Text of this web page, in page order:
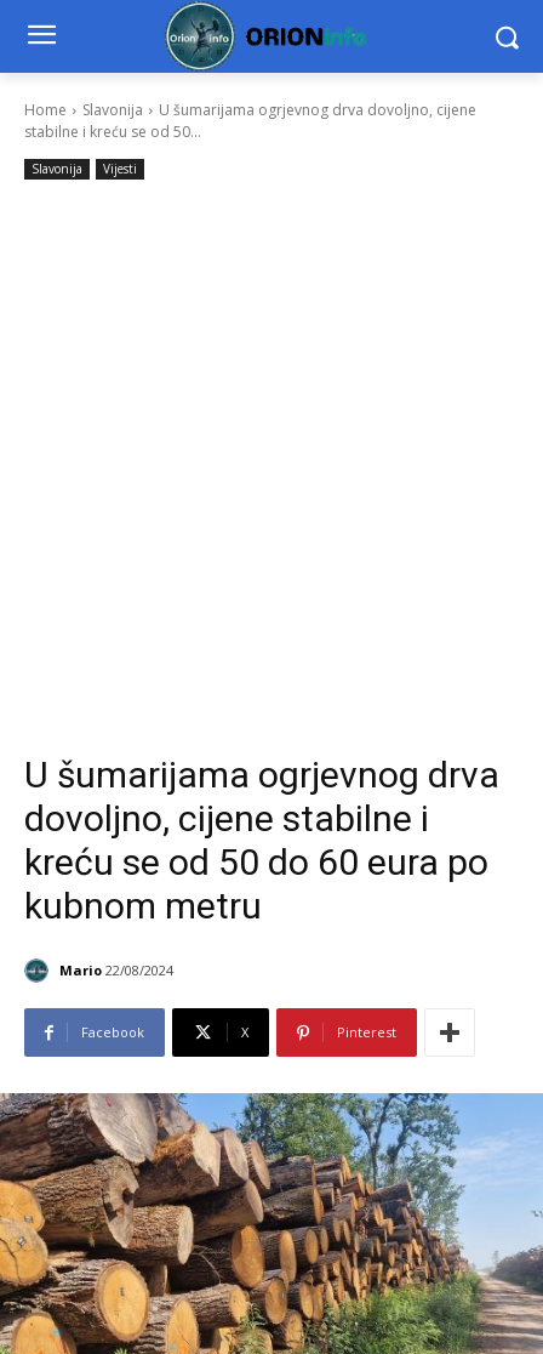
Home Slavonija
U šumarijama ogrjevnog drva dovoljno, cijene
stabilne i kreću se od 50...
Slavonija Vijesti
U šumarijama ogrjevnog drva
dovoljno, cijene stabilne i
kreću se od 50 do 60 eura po
kubnom metru
Mario 22/08/2024
Facebook X Pinterest